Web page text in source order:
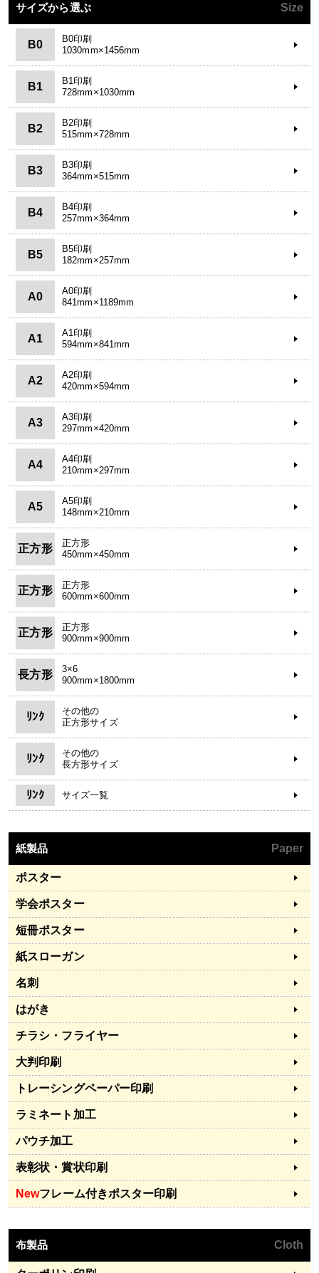
サイズから選ぶ Size
B0
B0印刷
1030mm×1456mm
B1
B1印刷
728mm×1030mm
B2
B2印刷
515mm×728mm
B3
B3印刷
364mm×515mm
B4
B4印刷
257mm×364mm
B5
B5印刷
182mm×257mm
A0
A0印刷
841mm×1189mm
A1
A1印刷
594mm×841mm
A2
A2印刷
420mm×594mm
A3
A3印刷
297mm×420mm
A4
A4印刷
210mm×297mm
A5
A5印刷
148mm×210mm
正方形
正方形
450mm×450mm
正方形
正方形
600mm×600mm
正方形
正方形
900mm×900mm
長方形
3×6
900mm×1800mm
ﾘﾝｸ
その他の
正方形サイズ
ﾘﾝｸ
その他の
長方形サイズ
ﾘﾝｸ サイズ一覧
紙製品 Paper
ポスター
学会ポスター
短冊ポスター
紙スローガン
名刺
はがき
チラシ・フライヤー
大判印刷
トレーシングペーパー印刷
ラミネート加工
パウチ加工
表彰状・賞状印刷
Newフレーム付きポスター印刷
布製品 Cloth